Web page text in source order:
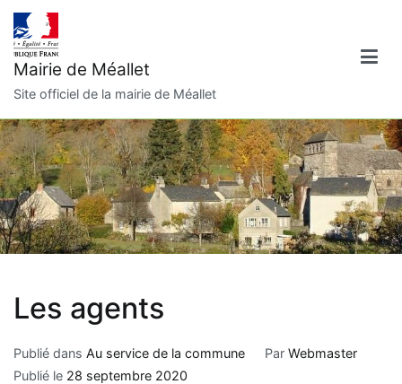
Aller
contenu
Mairie de Méallet
Site officiel de la mairie de Méallet
Les agents
Publié dans Au service de la commune Par Webmaster
Publié le 28 septembre 2020